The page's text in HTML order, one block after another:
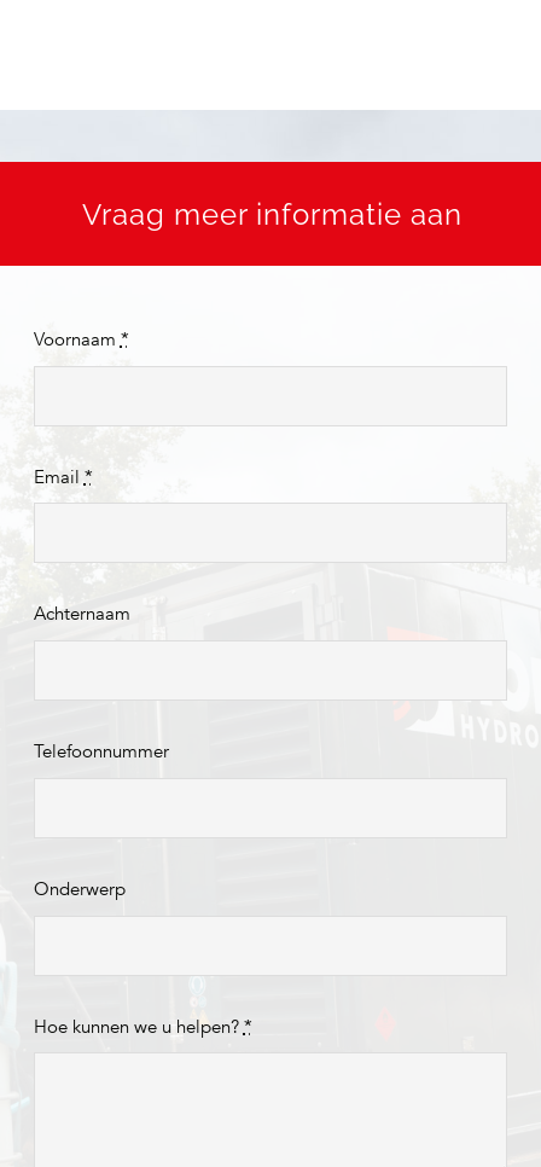
Vraag meer informatie aan
Voornaam *
Email *
Achternaam
Telefoonnummer
Onderwerp
Hoe kunnen we u helpen? *